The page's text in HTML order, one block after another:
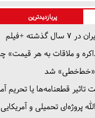
پربازدیدترین
+فیلم
و ملاقات به هر
«خط‌خطی» شد
تاثیر قطعنامه‌ها یا تحریم‌
پروژه‌ای تحمیلی و